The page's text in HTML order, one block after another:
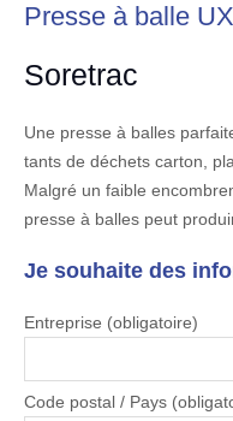
Presse à balle
Soretrac
Une presse à balles
tants de déchets carton,
Malgré un faible
presse à balles peut
Je souhaite des
Entreprise (obligatoire)
Code postal / Pays